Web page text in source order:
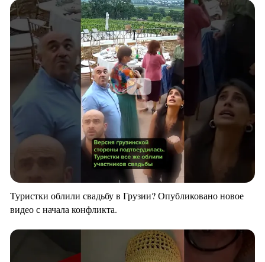
Туристки облили свадьбу в Грузии? Опубликовано новое
видео с начала конфликта.